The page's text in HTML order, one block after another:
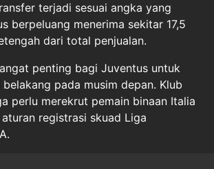
terjadi sesuai angka yang
berpeluang menerima sekitar 17,5
dari total penjualan.
penting bagi Juventus untuk
pada musim depan. Klub
perlu merekrut pemain binaan Italia
registrasi skuad Liga